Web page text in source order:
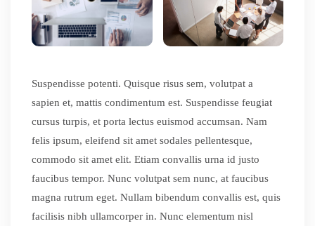
Suspendisse potenti. Quisque risus sem, volutpat a
sapien et, mattis condimentum est. Suspendisse feugiat
cursus turpis, et porta lectus euismod accumsan. Nam
felis ipsum, eleifend sit amet sodales pellentesque,
commodo sit amet elit. Etiam convallis urna id justo
faucibus tempor. Nunc volutpat sem nunc, at faucibus
magna rutrum eget. Nullam bibendum convallis est, quis
facilisis nibh ullamcorper in. Nunc elementum nisl